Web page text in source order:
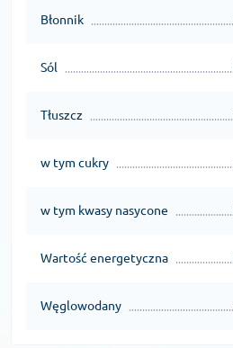
Błonnik
Sól
Tłuszcz
w tym cukry
w tym kwasy nasycone
Wartość energetyczna
Węglowodany